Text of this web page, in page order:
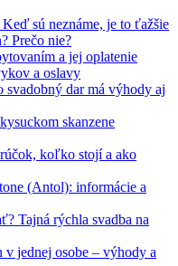
sú neznáme, je to ťažšie
Prečo nie?
a jej oplatenie
a oslavy
svadobný dar má výhody aj
skanzene
koľko stojí a ako
(Antol): informácie a
Tajná rýchla svadba na
v jednej osobe – výhody a